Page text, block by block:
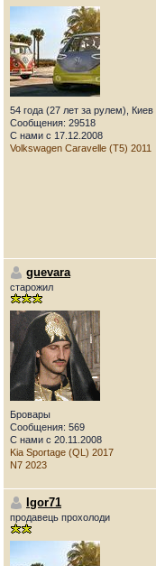
54 года (27 лет за рулем), Киев
Сообщения: 29518
С нами с 17.12.2008
Volkswagen Caravelle (T5) 2011
guevara
старожил
Бровары
Сообщения: 569
С нами с 20.11.2008
Kia Sportage (QL) 2017
N7 2023
Igor71
продавець прохолоди